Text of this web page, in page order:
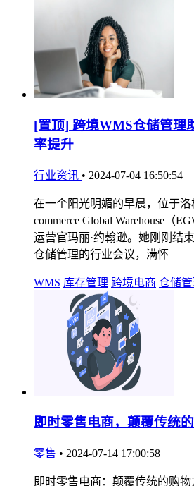
[置顶] 跨境WMS仓储管理
率提升
行业资讯 • 2024-07-04 16:50:54
在一个阳光明媚的早晨，位于
commerce Global Warehouse（
运营官玛丽·约翰逊。她刚刚结
仓储管理的行业会议，满怀
WMS 库存管理 跨境电商 仓储
即时零售电商，颠覆传统
零售 • 2024-07-14 17:00:58
即时零售电商：颠覆传统的购